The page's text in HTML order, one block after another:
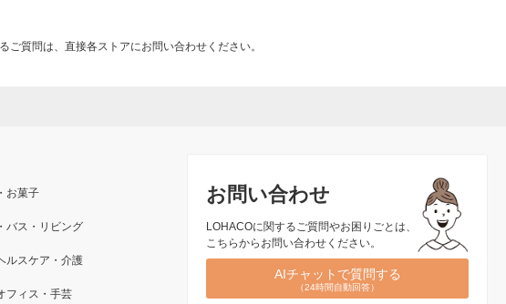
質問は、直接各ストアにお問い合わせください。
お問い合わせ
LOHACOに関するご質問やお困りごとは、
こちらからお問い合わせください。
AIチャットで質問する
（24時間自動回答）
お菓子
バス・リビング
ルスケア・介護
フィス・手芸